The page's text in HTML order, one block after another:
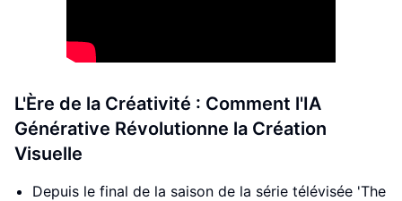
L'Ère de la Créativité : Comment l'IA
Générative Révolutionne la Création
Visuelle
Depuis le final de la saison de la série télévisée 'The